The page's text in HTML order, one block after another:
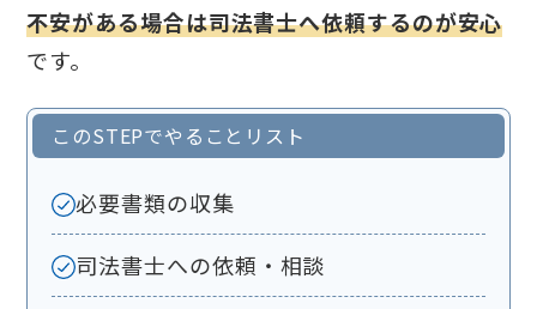
不安がある場合は司法書士へ依頼するのが安心
です。
このSTEPでやることリスト
必要書類の収集
司法書士への依頼・相談